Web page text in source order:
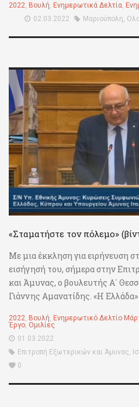
2022, Βουλή, Ενημερωτικά Δελτία,
02.03.2022
Μαριούπολη,
«Σταματήστε τον πόλεμο»
Με μια έκκληση για ειρήνευση
εισήγησή του, σήμερα στην
και Άμυνας, ο βουλευτής Α΄
Γιάννης Αμανατίδης. «Η
2022, Βουλή, Ενημερωτικό Δελτίο
Έργο, Ομιλίες
01.03.2022
Επιτροπή Εξωτερικών και Άμυνας,
0